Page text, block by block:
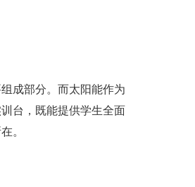
成部分。而太阳能作为
台 ，既能提供学生全面
。